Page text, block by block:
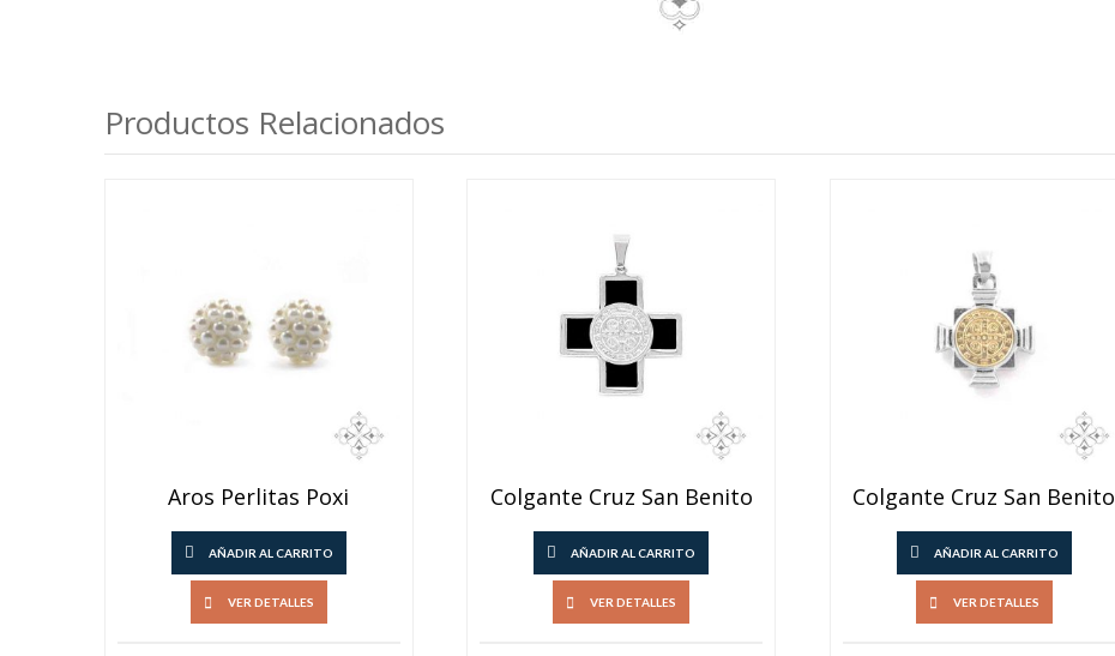
Productos Relacionados
Aros Perlitas Poxi
AÑADIR AL CARRITO
VER DETALLES
Colgante Cruz San Benito
AÑADIR AL CARRITO
VER DETALLES
Colgante Cruz San Benito
AÑADIR AL CARRITO
VER DETALLES